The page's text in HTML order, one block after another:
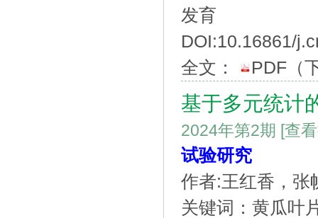
发育
DOI:10.16861/
全文：
PDF （
基于多元统计
2024年第2期 [查
试验研究
作者:王红香，张
关键词：黄瓜叶